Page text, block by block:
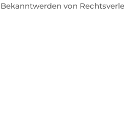
Bekanntwerden von